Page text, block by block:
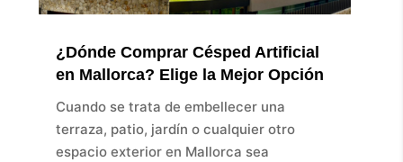
¿Dónde Comprar Césped Artificial
en Mallorca? Elige la Mejor Opción
Cuando se trata de embellecer una
terraza, patio, jardín o cualquier otro
espacio exterior en Mallorca sea